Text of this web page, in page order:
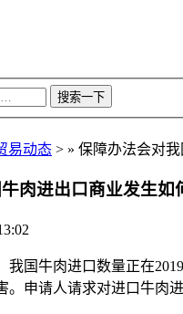
易动态 > » 保障办法会对
肉进出口商业发生如
牛肉进口数量正在2019
。申请人请求对进口牛肉